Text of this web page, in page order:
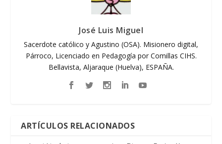
José Luis Miguel
Sacerdote católico y Agustino (OSA). Misionero digital,
Párroco, Licenciado en Pedagogía por Comillas CIHS.
Bellavista, Aljaraque (Huelva), ESPAÑA.
ARTÍCULOS RELACIONADOS